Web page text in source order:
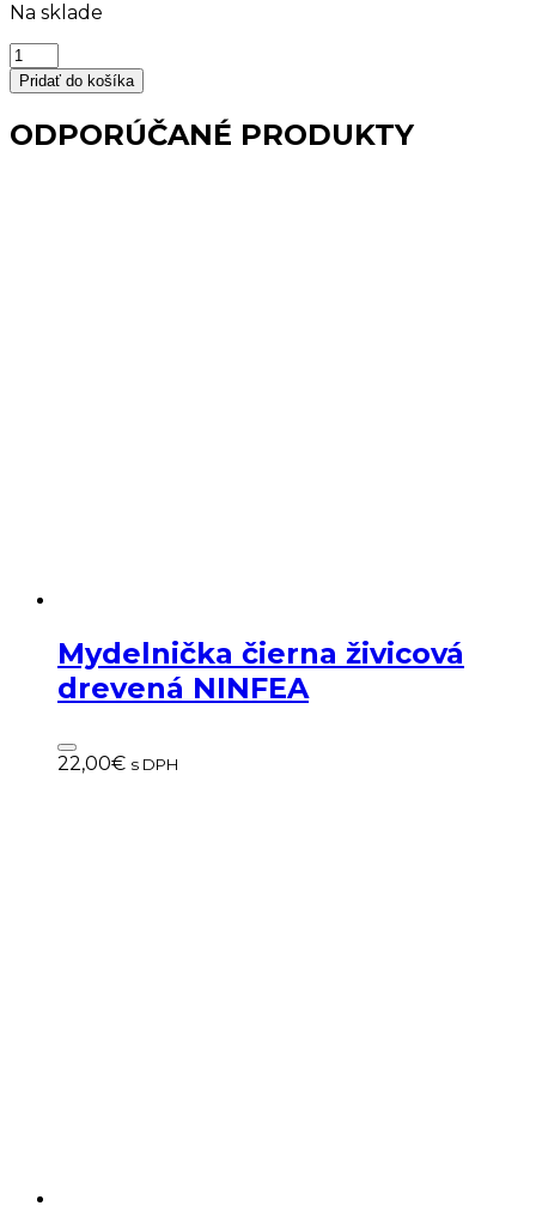
Na sklade
množstvo
Dávkovač
na
tekuté
mydlo
Pridať do košíka
ODPORÚČANÉ PRODUKTY
Mydelnička čierna živicová
drevená NINFEA
22,00€ s DPH